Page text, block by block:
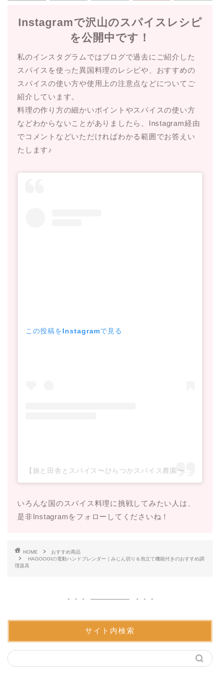
Instagramで沢山のスパイスレシピ
を公開中です！
私のインスタグラムではブログで過去にご紹介した
スパイスを使った異国料理のレシピや、おすすめの
スパイスの使い方や使用上の注意点などについてご
紹介しています。
料理の作り方の細かいポイントやスパイスの使い方
などわからないことがありましたら、Instagram経由
でコメントなどいただければわかる範囲でお答えい
たします♪
この投稿をInstagramで見る
いろんな国のスパイス料理に挑戦してみたい人は、
是非Instagramをフォローしてくださいね！
HOME
おすすめ商品
HAGOOGIの電動ハンドブレンダー｜みじん切り＆泡立て機能付きのおすすめ調
理器具
サイト内検索